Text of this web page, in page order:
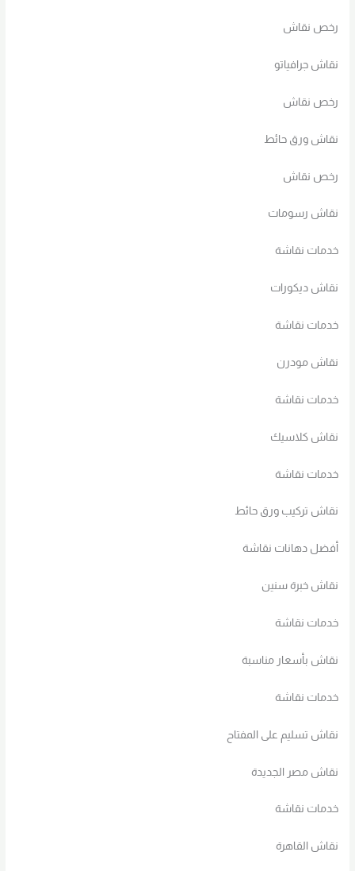
رخص نقاش
نقاش جرافياتو
رخص نقاش
نقاش ورق حائط
رخص نقاش
نقاش رسومات
خدمات نقاشة
نقاش ديكورات
خدمات نقاشة
نقاش مودرن
خدمات نقاشة
نقاش كلاسيك
خدمات نقاشة
نقاش تركيب ورق حائط
أفضل دهانات نقاشة
نقاش خبرة سنين
خدمات نقاشة
نقاش بأسعار مناسبة
خدمات نقاشة
نقاش تسليم على المفتاح
نقاش مصر الجديدة
خدمات نقاشة
نقاش القاهرة